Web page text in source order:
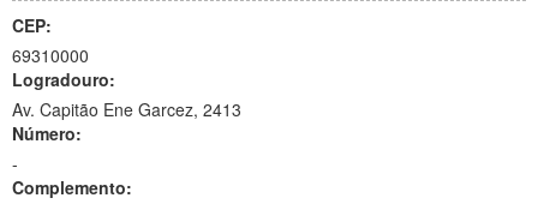
CEP:
69310000
Logradouro:
Av. Capitão Ene Garcez, 2413
Número:
-
Complemento: